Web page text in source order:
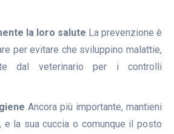
la loro salute La prevenzione è
per evitare che sviluppino malattie,
dal veterinario per i controlli
Ancora più importante, mantieni
e la sua cuccia o comunque il posto